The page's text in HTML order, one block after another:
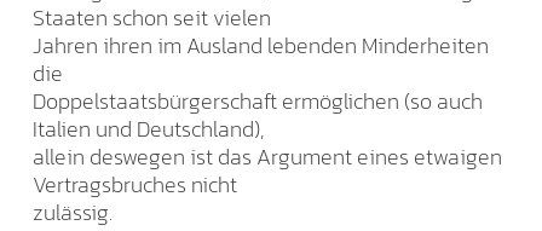
Staaten schon seit vielen
Jahren ihren im Ausland lebenden Minderheiten
die
Doppelstaatsbürgerschaft ermöglichen (so auch
Italien und Deutschland),
allein deswegen ist das Argument eines etwaigen
Vertragsbruches nicht
zulässig.